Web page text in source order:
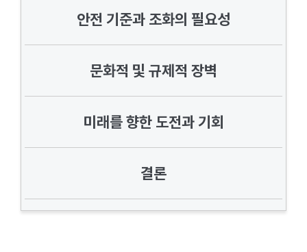
안전 기준과 조화의 필요성
문화적 및 규제적 장벽
미래를 향한 도전과 기회
결론